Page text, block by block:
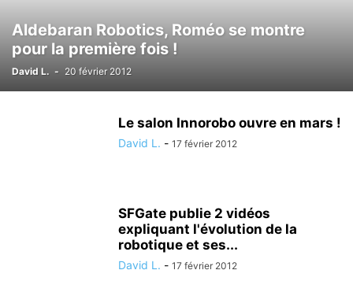
Aldebaran Robotics, Roméo se montre
pour la première fois !
David L. - 20 février 2012
Le salon Innorobo ouvre en mars !
David L. - 17 février 2012
SFGate publie 2 vidéos
expliquant l'évolution de la
robotique et ses...
David L. - 17 février 2012